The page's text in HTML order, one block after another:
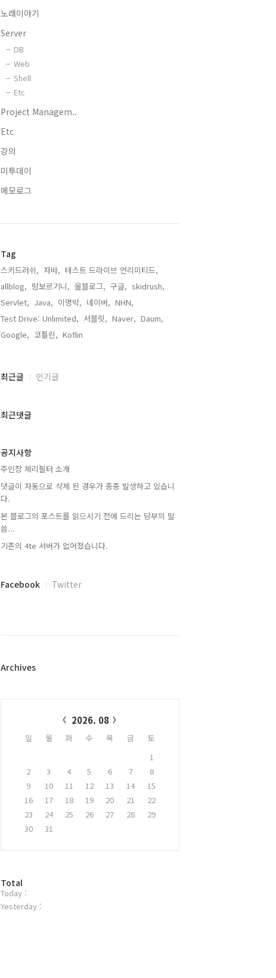
노래이야기
Server
DB
Web
Shell
Etc
Project Managem..
Etc
강의
미투데이
메모로그
Tag
스키드러쉬, 자바, 테스트 드라이브 언리미티드,
allblog, 람보르기니, 올블로그, 구글, skidrush,
Servlet, Java, 이명박, 네이버, NHN,
Test Drive: Unlimited, 서블릿, Naver, Daum,
Google, 코틀린, Kotlin,
최
과
글
최근글 인기글
최근댓글
공지사항
주인장 체리필터 소개
댓글이 자동으로 삭제 된 경우가 종종 발생하고 있습니
다.
본 블로그의 포스트를 읽으시기 전에 드리는 당부의 말
씀...
기존의 4te 서버가 없어졌습니다.
페
플
Facebook Twitter
Archives
2026. 08
일 월 화 수 목 금
토
1
2
3 4 5 6 7
8
9
10 11 12 13 14
15
16
17 18 19 20 21
22
23
24 25 26 27 28
29
30
31
방
문
자
Total
Today :
Yesterday :